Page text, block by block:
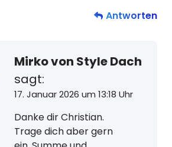
Antworten
Mirko von Style Dach
sagt:
17. Januar 2026 um 13:18 Uhr
Danke dir Christian.
Trage dich aber gern